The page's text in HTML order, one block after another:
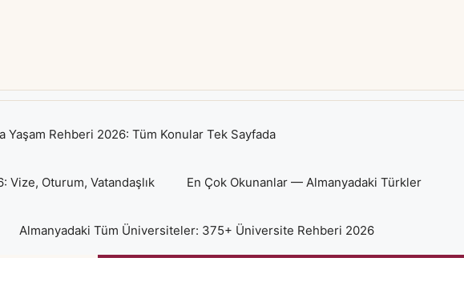
Yaşam Rehberi 2026: Tüm Konular Tek Sayfada
Vize, Oturum, Vatandaşlık En Çok Okunanlar — Almanyadaki Türkler
Almanyadaki Tüm Üniversiteler: 375+ Üniversite Rehberi 2026